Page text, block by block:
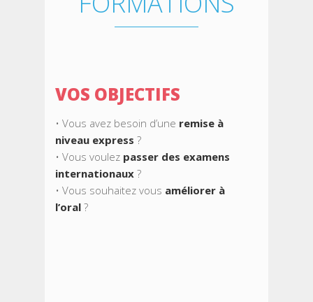
VOS OBJECTIFS
• Vous avez besoin d’une remise à
niveau express ?
• Vous voulez passer des examens
internationaux ?
• Vous souhaitez vous améliorer à
l’oral ?